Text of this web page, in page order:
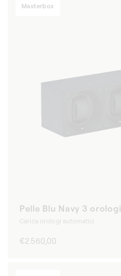
Masterbox
Pelle Blu Navy 3 orologi
Carica orologi automatici
Prezzo
€2.560,00